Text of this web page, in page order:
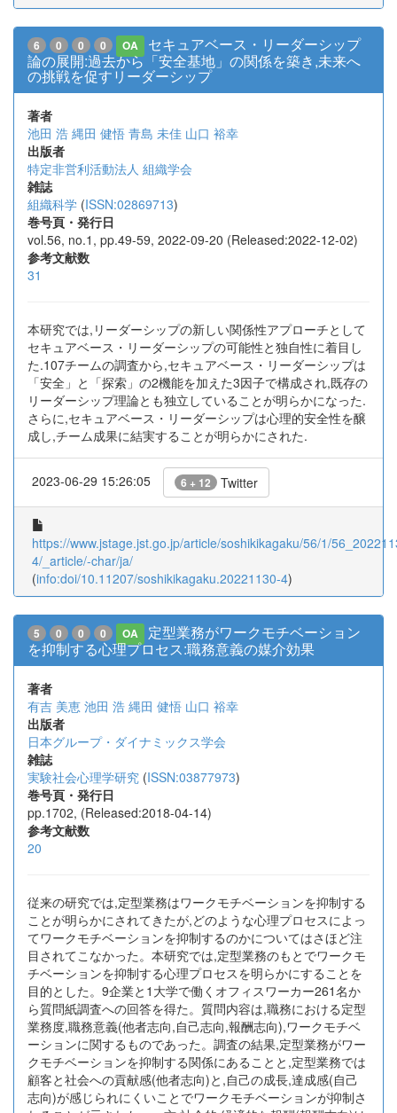
6 0 0 0 OA
セキュアベース・リーダーシップ
論の展開:過去から「安全基地」の関係を築き,未来へ
の挑戦を促すリーダーシップ
著者
池田 浩 縄田 健悟 青島 未佳 山口 裕幸
出版者
特定非営利活動法人 組織学会
雑誌
組織科学 (ISSN:02869713)
巻号頁・発行日
vol.56, no.1, pp.49-59, 2022-09-20 (Released:2022-12-02)
参考文献数
31
本研究では,リーダーシップの新しい関係性アプローチとして
セキュアベース・リーダーシップの可能性と独自性に着目し
た.107チームの調査から,セキュアベース・リーダーシップは
「安全」と「探索」の2機能を加えた3因子で構成され,既存の
リーダーシップ理論とも独立していることが明らかになった.
さらに,セキュアベース・リーダーシップは心理的安全性を醸
成し,チーム成果に結実することが明らかにされた.
2023-06-29 15:26:05 6 + 12 Twitter
https://www.jstage.jst.go.jp/article/soshikikagaku/56/1/
4/_article/-char/ja/
(info:doi/10.11207/soshikikagaku.20221130-4)
5 0 0 0 OA
定型業務がワークモチベーション
を抑制する心理プロセス:職務意義の媒介効果
著者
有吉 美恵 池田 浩 縄田 健悟 山口 裕幸
出版者
日本グループ・ダイナミックス学会
雑誌
実験社会心理学研究 (ISSN:03877973)
巻号頁・発行日
pp.1702, (Released:2018-04-14)
参考文献数
20
従来の研究では,定型業務はワークモチベーションを抑制する
ことが明らかにされてきたが,どのような心理プロセスによっ
てワークモチベーションを抑制するのかについてはさほど注
目されてこなかった。本研究では,定型業務のもとでワークモ
チベーションを抑制する心理プロセスを明らかにすることを
目的とした。9企業と1大学で働くオフィスワーカー261名か
ら質問紙調査への回答を得た。質問内容は,職務における定型
業務度,職務意義(他者志向,自己志向,報酬志向),ワークモチベ
ーションに関するものであった。調査の結果,定型業務がワー
クモチベーションを抑制する関係にあることと,定型業務では
顧客と社会への貢献感(他者志向)と,自己の成長,達成感(自己
志向)が感じられにくいことでワークモチベーションが抑制さ